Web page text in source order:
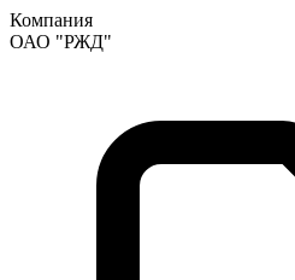
Компания
ОАО "РЖД"